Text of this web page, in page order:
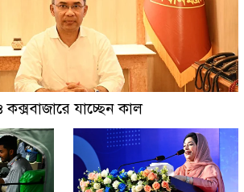
ও কক্সবাজারে যাচ্ছেন কাল